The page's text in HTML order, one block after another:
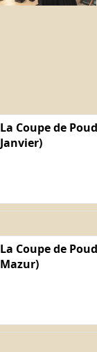
La Coupe de
Janvier)
La Coupe de
Mazur)